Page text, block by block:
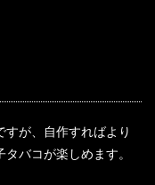
が、自作すればより
バコが楽しめます。